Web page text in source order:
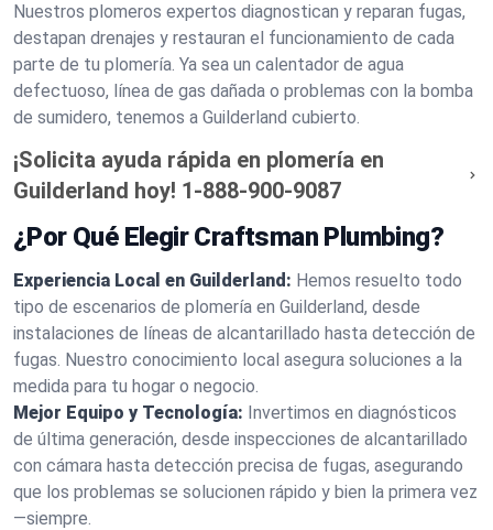
Nuestros plomeros expertos diagnostican y reparan fugas,
destapan drenajes y restauran el funcionamiento de cada
parte de tu plomería. Ya sea un calentador de agua
defectuoso, línea de gas dañada o problemas con la bomba
de sumidero, tenemos a Guilderland cubierto.
¡Solicita ayuda rápida en plomería en
Guilderland hoy! 1-888-900-9087
¿Por Qué Elegir Craftsman Plumbing?
Experiencia Local en Guilderland: Hemos resuelto todo
tipo de escenarios de plomería en Guilderland, desde
instalaciones de líneas de alcantarillado hasta detección de
fugas. Nuestro conocimiento local asegura soluciones a la
medida para tu hogar o negocio.
Mejor Equipo y Tecnología: Invertimos en diagnósticos
de última generación, desde inspecciones de alcantarillado
con cámara hasta detección precisa de fugas, asegurando
que los problemas se solucionen rápido y bien la primera vez
—siempre.